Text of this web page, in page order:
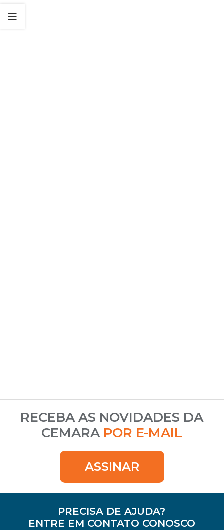
RECEBA AS NOVIDADES DA
CEMARA POR E-MAIL
ASSINAR
PRECISA DE AJUDA?
ENTRE EM CONTATO CONOSCO